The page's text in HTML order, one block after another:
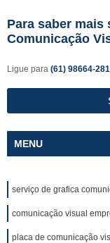
Para saber mais
Comunicação
Ligue para (61) 98664-
MENU
serviço de grafica
comunicação visual
placa de comunicação